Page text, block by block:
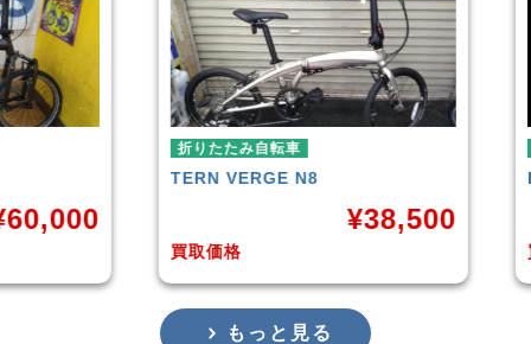
¥38,500
折りたたみ自転車
RENAULTLIGHT-8 AL-FDB140
買取価格
¥16,799
もっと見る